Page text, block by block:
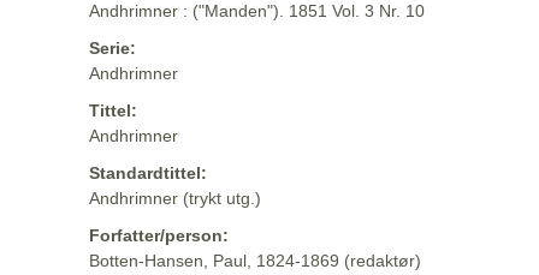
Andhrimner : ("Manden"). 1851 Vol. 3 Nr. 10
Serie:
Andhrimner
Tittel:
Andhrimner
Standardtittel:
Andhrimner (trykt utg.)
Forfatter/person:
Botten-Hansen, Paul, 1824-1869 (redaktør)